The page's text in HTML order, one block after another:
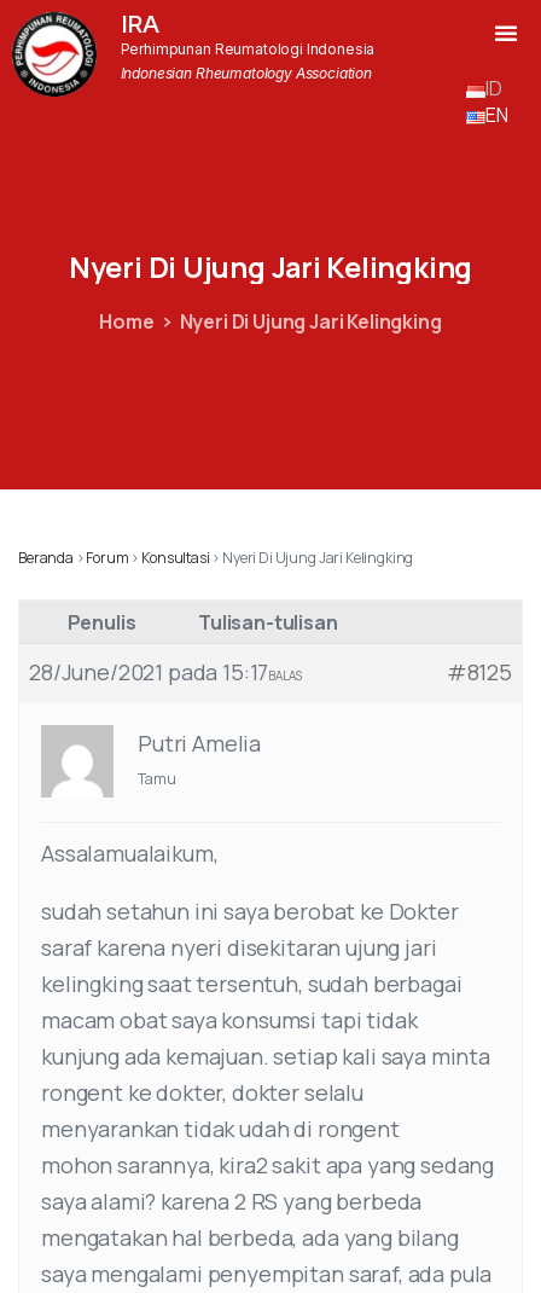
IRA
Perhimpunan Reumatologi Indonesia
Indonesian Rheumatology Association
ID
EN
Nyeri Di Ujung Jari Kelingking
Home Nyeri Di Ujung Jari Kelingking
Beranda ›Forum › Konsultasi › Nyeri Di Ujung Jari Kelingking
Penulis Tulisan-tulisan
28/June/2021 pada 15:17 #8125
BALAS
Putri Amelia
Tamu
Assalamualaikum,
sudah setahun ini saya berobat ke Dokter
saraf karena nyeri disekitaran ujung jari
kelingking saat tersentuh, sudah berbagai
macam obat saya konsumsi tapi tidak
kunjung ada kemajuan. setiap kali saya minta
rongent ke dokter, dokter selalu
menyarankan tidak udah di rongent
mohon sarannya, kira2 sakit apa yang sedang
saya alami? karena 2 RS yang berbeda
mengatakan hal berbeda, ada yang bilang
saya mengalami penyempitan saraf, ada pula